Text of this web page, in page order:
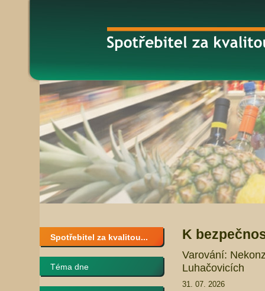
Spotřebitel za kvalitou...
Téma dne
K
Varování:
Luhačovicích
31. 07. 2026